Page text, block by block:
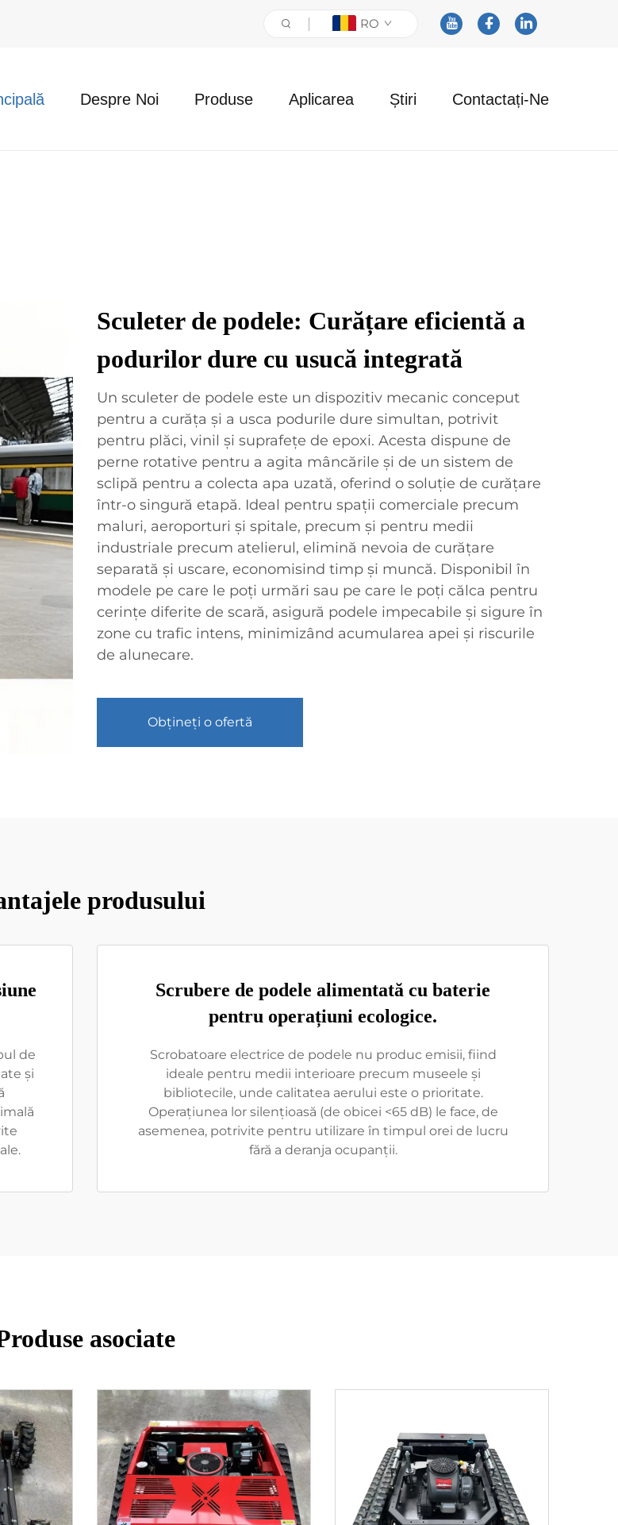
RO
Despre Noi Produse Aplicarea Știri Contactați-Ne
Sculeter de podele: Curățare eficientă a
podurilor dure cu usucă integrată
Un sculeter de podele este un dispozitiv mecanic conceput
pentru a curăța și a usca podurile dure simultan, potrivit
pentru plăci, vinil și suprafețe de epoxi. Acesta dispune de
perne rotative pentru a agita mâncările și de un sistem de
sclipă pentru a colecta apa uzată, oferind o soluție de curățare
într-o singură etapă. Ideal pentru spații comerciale precum
maluri, aeroporturi și spitale, precum și pentru medii
industriale precum atelierul, elimină nevoia de curățare
separată și uscare, economisind timp și muncă. Disponibil în
modele pe care le poți urmări sau pe care le poți călca pentru
cerințe diferite de scară, asigură podele impecabile și sigure în
zone cu trafic intens, minimizând acumularea apei și riscurile
de alunecare.
Obțineți o ofertă
produsului
de
și
Scrubere de podele alimentată cu baterie
pentru operațiuni ecologice.
Scrobatoare electrice de podele nu produc emisii, fiind
ideale pentru medii interioare precum museele și
bibliotecile, unde calitatea aerului este o prioritate.
Operațiunea lor silențioasă (de obicei <65 dB) le face, de
asemenea, potrivite pentru utilizare în timpul orei de lucru
fără a deranja ocupanții.
asociate